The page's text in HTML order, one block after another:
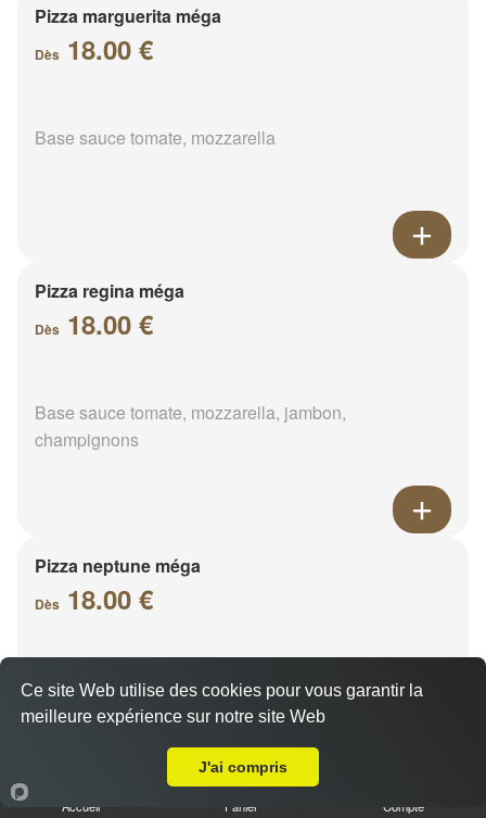
Pizza marguerita méga
Dès 18.00 €
Base sauce tomate, mozzarella
Pizza regina méga
Dès 18.00 €
Base sauce tomate, mozzarella, jambon,
champignons
Pizza neptune méga
Dès 18.00 €
Base sauce tomate, mozzarella, thon, oignons,
poivrons, olives
Accueil Panier Compte
Ce site Web utilise des cookies pour vous garantir la
meilleure expérience sur notre site Web
J'ai compris